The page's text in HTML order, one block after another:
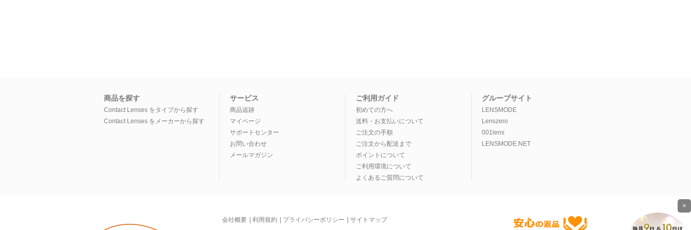
商品を探す
Contact Lenses をタイプから探す
Contact Lenses をメーカーから探す
サービス
商品追跡
マイページ
サポートセンター
お問い合わせ
メールマガジン
ご利用ガイド
初めての方へ
送料・お支払いについて
ご注文の手順
ご注文から配送まで
ポイントについて
ご利用環境について
よくあるご質問について
グループサイト
LENSMODE
Lenszero
001lens
LENSMODE.NET
会社概要 | 利用規約 | プライバシーポリシー | サイトマップ
×